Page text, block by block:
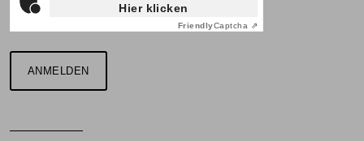
Hier klicken
FriendlyCaptcha ⇗
ANMELDEN